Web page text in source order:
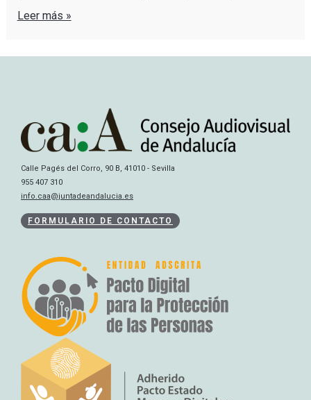
Leer más »
Calle Pagés del Corro, 90 B, 41010 - Sevilla
955 407 310
info.caa@juntadeandalucia.es
FORMULARIO DE CONTACTO